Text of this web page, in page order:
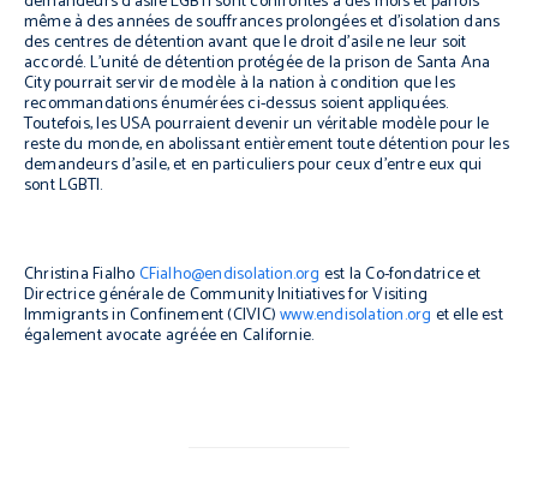
même à des années de souffrances prolongées et d’isolation dans
des centres de détention avant que le droit d’asile ne leur soit
accordé. L’unité de détention protégée de la prison de Santa Ana
City pourrait servir de modèle à la nation à condition que les
recommandations énumérées ci-dessus soient appliquées.
Toutefois, les USA pourraient devenir un véritable modèle pour le
reste du monde, en abolissant entièrement toute détention pour les
demandeurs d’asile, et en particuliers pour ceux d’entre eux qui
sont LGBTI.
Christina FialhoCFialho@endisolation.org est la Co-fondatrice et
Directrice générale de Community Initiatives for Visiting
Immigrants in Confinement (CIVIC)www.endisolation.org et elle est
également avocate agréée en Californie.